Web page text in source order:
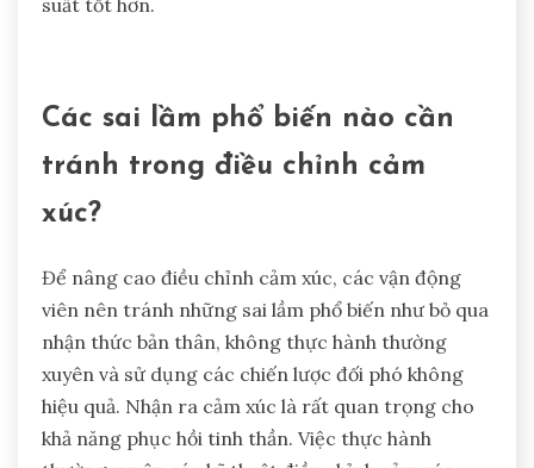
dõi, phản hồi và can thiệp. Các thiết bị đeo được
căng thẳng, cho phép vận động viên hiểu rõ trạng
thái cảm xúc của họ. Các ứng dụng cung cấp các
hồi tinh thần. Các mô phỏng thực tế ảo tạo ra các
môi trường kiểm soát để thực hành các phản ứng
cảm xúc, cải thiện động lực đội nhóm. Những đổi
mới này hỗ trợ vận động viên trong việc quản lý
cảm xúc một cách hiệu quả, dẫn đến kết quả hiệu
suất tốt hơn.